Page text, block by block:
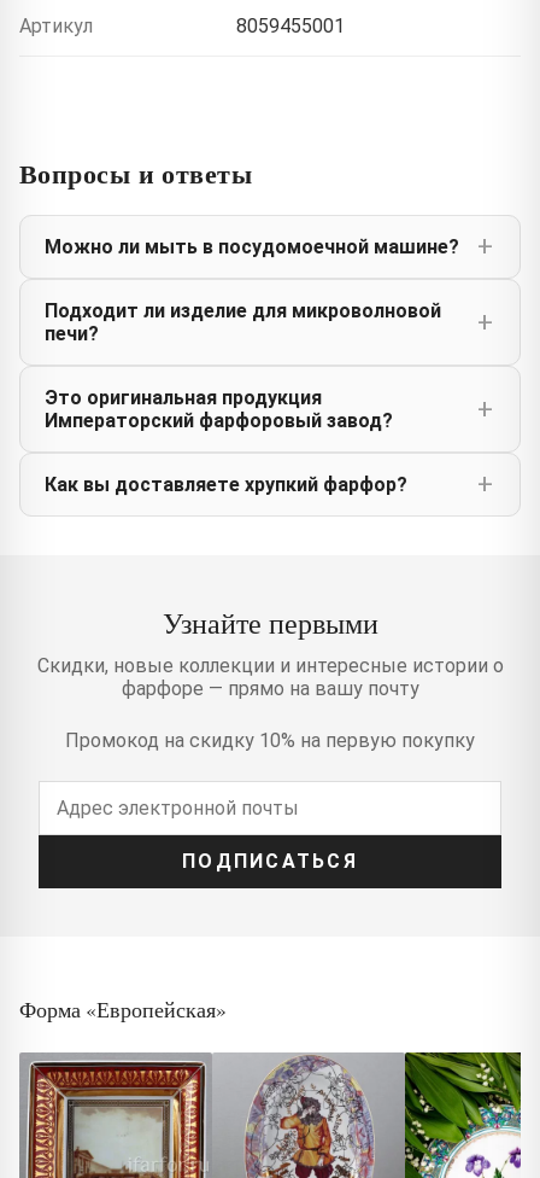
Артикул 8059455001
Вопросы и ответы
Можно ли мыть в посудомоечной машине?
Подходит ли изделие для микроволновой
печи?
Это оригинальная продукция
Императорский фарфоровый завод?
Как вы доставляете хрупкий фарфор?
Узнайте первыми
Скидки, новые коллекции и интересные истории о
фарфоре — прямо на вашу почту
Промокод на скидку 10% на первую покупку
ПОДПИСАТЬСЯ
Форма «Европейская»